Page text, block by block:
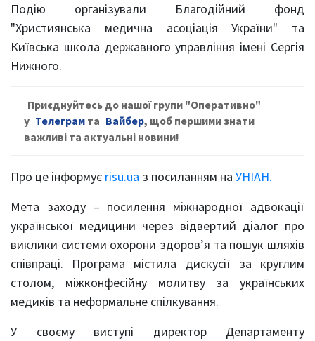
Подію організували Благодійний фонд
"Християнська медична асоціація України" та
Київська школа державного управління імені Сергія
Нижного.
Приєднуйтесь до нашої групи "Оперативно"
у Телеграм та Вайбер, щоб першими знати
важливі та актуальні новини!
Про це інформує risu.ua з посиланням на УНІАН.
Мета заходу – посилення міжнародної адвокації
української медицини через відвертий діалог про
виклики системи охорони здоров’я та пошук шляхів
співпраці. Програма містила дискусії за круглим
столом, міжконфесійну молитву за українських
медиків та неформальне спілкування.
У своєму виступі директор Департаменту